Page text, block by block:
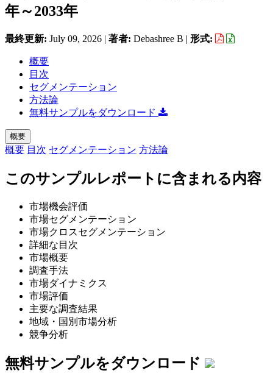
年～2033年
最終更新: July 09, 2026 | 著者: Debashree B | 形式:
概要
目次
セグメンテーション
方法論
無料サンプルをダウンロード
概要
概要 目次 セグメンテーション 方法論
このサンプルレポートに含まれる内容
市場機会評価
市場セグメンテーション
市場クロスセグメンテーション
詳細な目次
市場概要
調査手法
市場ダイナミクス
市場評価
主要な調査結果
地域・国別市場分析
競争分析
無料サンプルをダウンロード